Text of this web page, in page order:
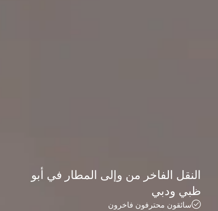
النقل الفاخر من وإلى المطار في أبو
ظبي ودبي
سائقون محترفون فاخرون